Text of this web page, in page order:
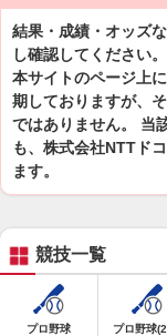
結果・成績・オッズ
し確認してください。
本サイトのページ上
期しておりますが、
ではありません。 当
も、株式会社NTTド
ます。
競技一覧
プロ野球 プロ野球